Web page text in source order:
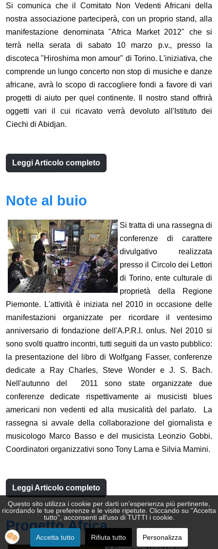
Si comunica che il Comitato Non Vedenti Africani della
nostra associazione parteciperà, con un proprio stand, alla
manifestazione denominata "Africa Market 2012" che si
terrà nella serata di sabato 10 marzo p.v., presso la
discoteca "Hiroshima mon amour" di Torino. L'iniziativa, che
comprende un lungo concerto non stop di musiche e danze
africane, avrà lo scopo di raccogliere fondi a favore di vari
progetti di aiuto per quel continente. Il nostro stand offrirà
oggetti vari il cui ricavato verrà devoluto all'Istituto dei
Ciechi di Abidjan.
Leggi Articolo completo
Note al buio
Si tratta di una rassegna di
conferenze di carattere
divulgativo realizzata
presso il Circolo dei Lettori
di Torino, ente culturale di
proprietà della Regione
Piemonte. L'attività è iniziata nel 2010 in occasione delle
manifestazioni organizzate per ricordare il ventesimo
anniversario di fondazione dell'A.P.R.I. onlus. Nel 2010 si
sono svolti quattro incontri, tutti seguiti da un vasto pubblico:
la presentazione del libro di Wolfgang Fasser, conferenze
dedicate a Ray Charles, Steve Wonder e J. S. Bach.
Nell'autunno del 2011 sono state organizzate due
conferenze dedicate rispettivamente ai musicisti blues
americani non vedenti ed alla musicalità del parlato. La
rassegna si avvale della collaborazione del giornalista e
musicologo Marco Basso e del musicista Leonzio Gobbi.
Coordinatori organizzativi sono Tony Lama e Silvia Mamini.
Leggi Articolo completo
Progetto Africa
Questo sito utilizza i cookie per darti un'esperienza più pertinente,
ricordando le tue preferenze e le visite ripetute. Cliccando su "Accetta
tutto", acconsenti all'uso di TUTTI i cookie.
Accetta tutto Rifiuta tutto Personalizza